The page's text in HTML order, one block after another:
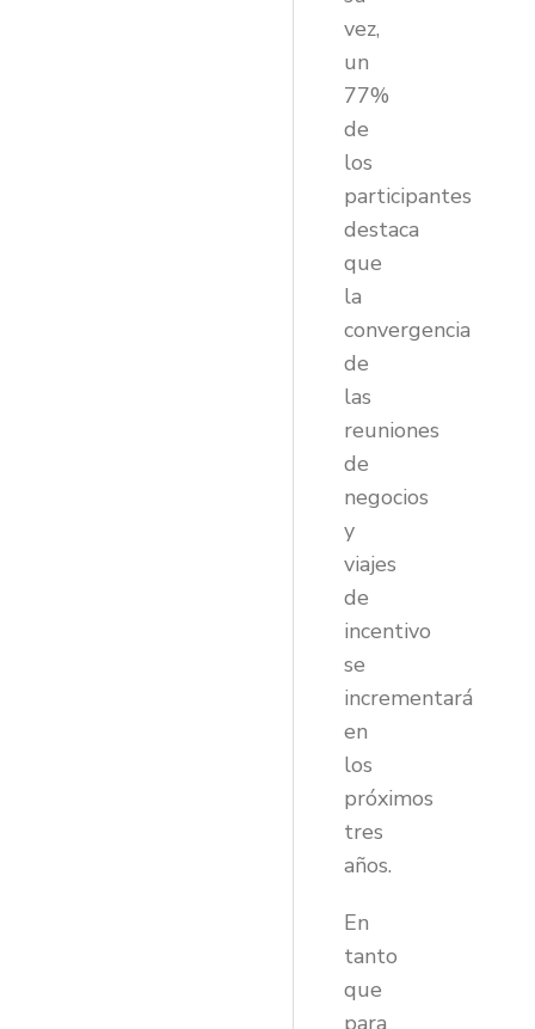
vez,
un
77%
de
los
participantes
destaca
que
la
convergencia
de
las
reuniones
de
negocios
y
viajes
de
incentivo
se
incrementará
en
los
próximos
tres
años.
En
tanto
que
para